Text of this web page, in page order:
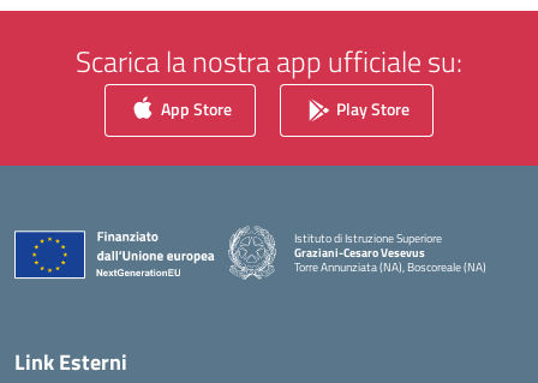
Scarica la nostra app ufficiale su:
App Store Play Store
Istituto di Istruzione Superiore
Graziani-Cesaro Vesevus
Torre Annunziata (NA), Boscoreale (NA)
Link Esterni